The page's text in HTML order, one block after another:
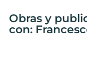
Obras y
con: